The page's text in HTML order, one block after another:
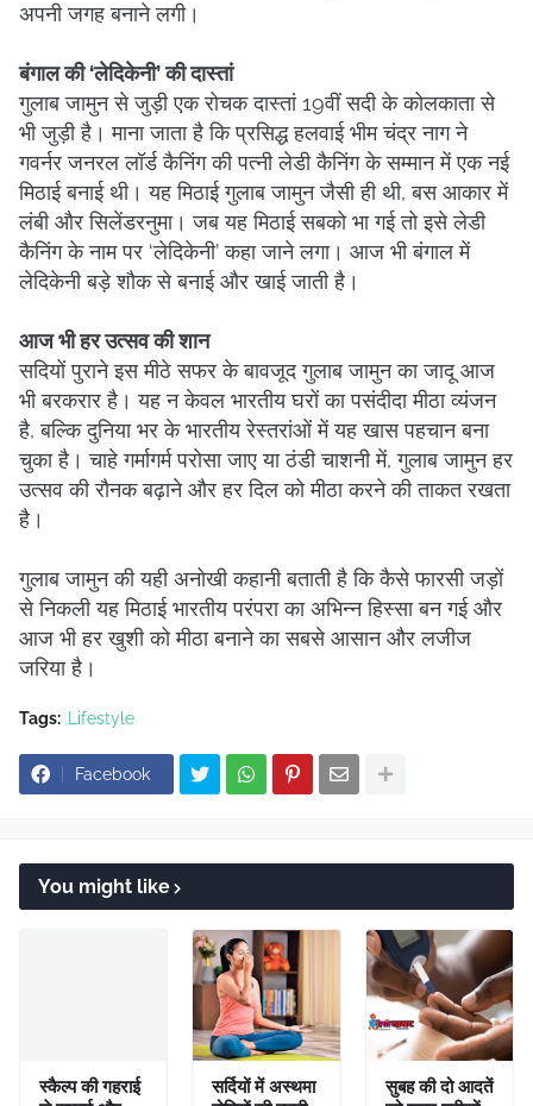
अपनी जगह बनाने लगी।
बंगाल की ‘लेदिकेनी’ की दास्तां
गुलाब जामुन से जुड़ी एक रोचक दास्तां 19वीं सदी के कोलकाता से
भी जुड़ी है। माना जाता है कि प्रसिद्ध हलवाई भीम चंद्र नाग ने
गवर्नर जनरल लॉर्ड कैनिंग की पत्नी लेडी कैनिंग के सम्मान में एक नई
मिठाई बनाई थी। यह मिठाई गुलाब जामुन जैसी ही थी, बस आकार में
लंबी और सिलेंडरनुमा। जब यह मिठाई सबको भा गई तो इसे लेडी
कैनिंग के नाम पर ‘लेदिकेनी’ कहा जाने लगा। आज भी बंगाल में
लेदिकेनी बड़े शौक से बनाई और खाई जाती है।
आज भी हर उत्सव की शान
सदियों पुराने इस मीठे सफर के बावजूद गुलाब जामुन का जादू आज
भी बरकरार है। यह न केवल भारतीय घरों का पसंदीदा मीठा व्यंजन
है, बल्कि दुनिया भर के भारतीय रेस्तरांओं में यह खास पहचान बना
चुका है। चाहे गर्मागर्म परोसा जाए या ठंडी चाशनी में, गुलाब जामुन हर
उत्सव की रौनक बढ़ाने और हर दिल को मीठा करने की ताकत रखता
है।
गुलाब जामुन की यही अनोखी कहानी बताती है कि कैसे फारसी जड़ों
से निकली यह मिठाई भारतीय परंपरा का अभिन्न हिस्सा बन गई और
आज भी हर खुशी को मीठा बनाने का सबसे आसान और लजीज
जरिया है।
Tags: Lifestyle
Facebook
You might like
स्कैल्प की गहराई
सर्दियों में अस्थमा
सुबह की दो आदतें